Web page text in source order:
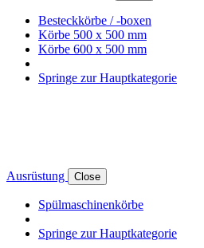
Besteckkörbe / -boxen
Körbe 500 x 500 mm
Körbe 600 x 500 mm
Springe zur Hauptkategorie
Ausrüstung Close
Spülmaschinenkörbe
Springe zur Hauptkategorie